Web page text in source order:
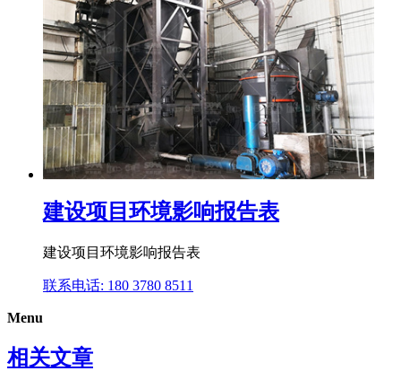
建设项目环境影响报告表
建设项目环境影响报告表
联系电话: 180 3780 8511
Menu
相关文章